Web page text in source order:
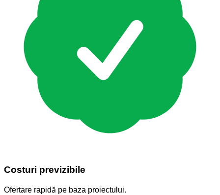
Costuri previzibile
Ofertare rapidă pe baza proiectului.